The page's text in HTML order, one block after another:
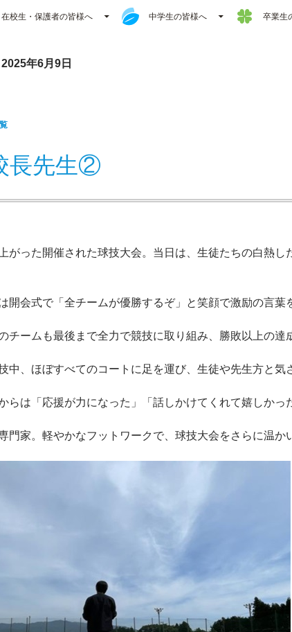
在校生・保護者の皆様へ 中学生の皆様へ 卒業生
年6月9日
長先生②
がった開催された球技大会。当日は、生徒たちの白熱
開会式で「全チームが優勝するぞ」と笑顔で激励の言葉
チームも最後まで全力で競技に取り組み、勝敗以上の達
中、ほぼすべてのコートに足を運び、生徒や先生方と気
らは「応援が力になった」「話しかけてくれて嬉しかっ
門家。軽やかなフットワークで、球技大会をさらに温か